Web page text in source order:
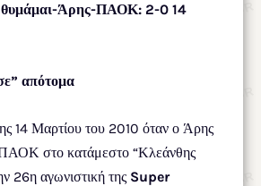
θυμάμαι-Άρης-ΠΑΟΚ: 2-0 14
απότομα
14 Μαρτίου του 2010 όταν ο Άρης
στο κατάμεστο “Κλεάνθης
26η αγωνιστική της Super